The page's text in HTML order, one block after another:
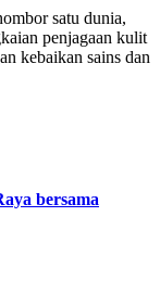
satu dunia,
penjagaan kulit
kebaikan sains dan
bersama